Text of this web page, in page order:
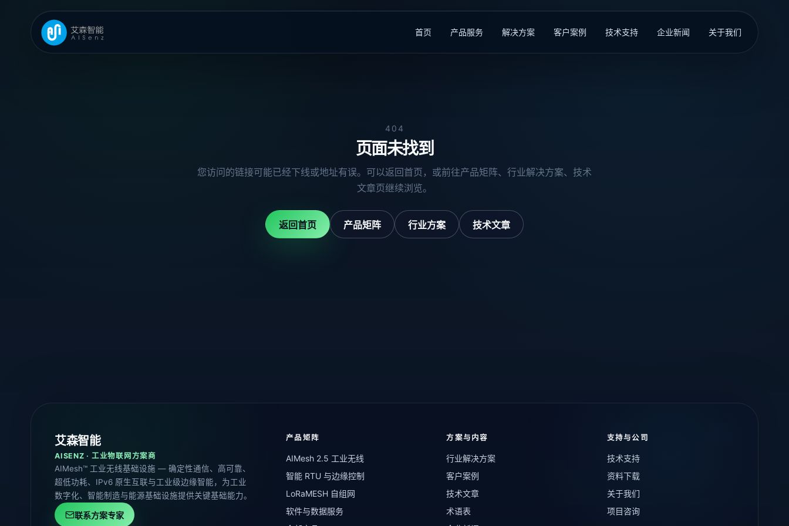
首页 产品服务 解决方案 客户案例 技术支持 企业新闻 关于我们
404
页面未找到
您访问的链接可能已经下线或地址有误。可以返回首页，或前往产品矩阵、行业解决方案、技术
文章页继续浏览。
返回首页 产品矩阵 行业方案 技术文章
艾森智能
AISENZ · 工业物联网方案商
AIMesh™ 工业无线基础设施 — 确定性通信、高可靠、
超低功耗、IPv6 原生互联与工业级边缘智能，为工业
数字化、智能制造与能源基础设施提供关键基础能力。
联系方案专家
产品矩阵
AIMesh 2.5 工业无线
智能 RTU 与边缘控制
LoRaMESH 自组网
软件与数据服务
方案与内容
行业解决方案
客户案例
技术文章
术语表
支持与公司
技术支持
资料下载
关于我们
项目咨询